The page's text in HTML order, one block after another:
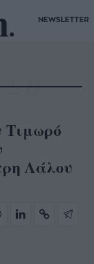
NEWSLETTER
Τιμωρό
Λάλου